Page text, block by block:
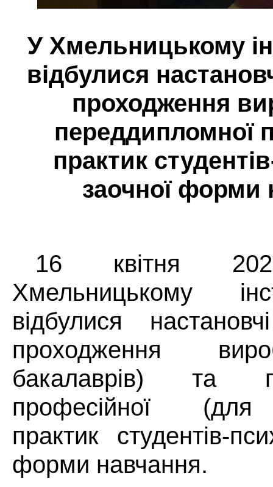
У Хмельницькому
відбулися
проходження
переддипломної
практик
заочної форми
16 квітня
Хмельницькому
відбулися
проходження
бакалаврів) та
професійної (для
практик студентів-
форми навчання.